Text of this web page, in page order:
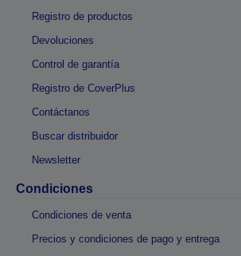
Registro de productos
Devoluciones
Control de garantía
Registro de CoverPlus
Contáctanos
Buscar distribuidor
Newsletter
Condiciones
Condiciones de venta
Precios y condiciones de pago y entrega